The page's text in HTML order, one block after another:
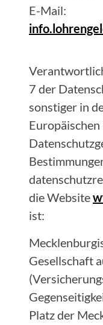
E-Mail:
7 der
sonstiger in
die Website
ist:
Gesellschaft
Platz der